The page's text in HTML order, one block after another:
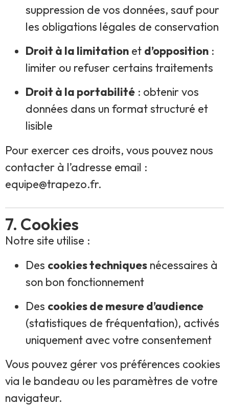
suppression de vos données, sauf pour
les obligations légales de conservation
Droit à la limitation et d’opposition :
limiter ou refuser certains traitements
Droit à la portabilité : obtenir vos
données dans un format structuré et
lisible
Pour exercer ces droits, vous pouvez nous
contacter à l’adresse email :
equipe@trapezo.fr.
7. Cookies
Notre site utilise :
Des cookies techniques nécessaires à
son bon fonctionnement
Des cookies de mesure d’audience
(statistiques de fréquentation), activés
uniquement avec votre consentement
Vous pouvez gérer vos préférences cookies
via le bandeau ou les paramètres de votre
navigateur.